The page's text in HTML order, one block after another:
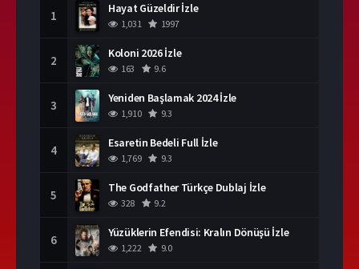
1 Hayat Güzeldir İzle
1,031 1997
2 Koloni 2026 İzle
163 9.6
3 Yeniden Başlamak 2024 İzle
1,910 9.3
4 Esaretin Bedeli Full İzle
1,769 9.3
5 The Godfather Türkçe Dublaj İzle
328 9.2
6 Yüzüklerin Efendisi: Kralın Dönüşü İzle
1,222 9.0